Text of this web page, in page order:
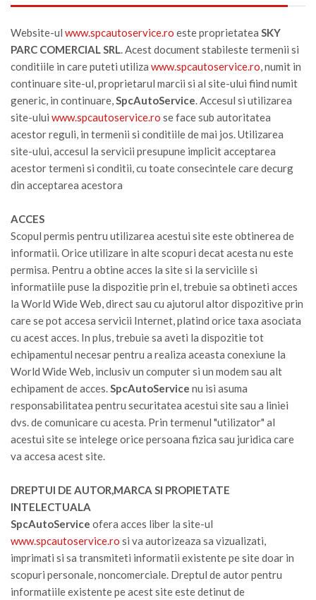
Website-ul www.spcautoservice.ro este proprietatea SKY
PARC COMERCIAL SRL. Acest document stabileste termenii si
conditiile in care puteti utiliza www.spcautoservice.ro, numit in
continuare site-ul, proprietarul marcii si al site-ului fiind numit
generic, in continuare,SpcAutoService. Accesul si utilizarea
site-ului www.spcautoservice.ro se face sub autoritatea
acestor reguli, in termenii si conditiile de mai jos. Utilizarea
site-ului, accesul la servicii presupune implicit acceptarea
acestor termeni si conditii, cu toate consecintele care decurg
din acceptarea acestora
ACCES
Scopul permis pentru utilizarea acestui site este obtinerea de
informatii. Orice utilizare in alte scopuri decat acesta nu este
permisa. Pentru a obtine acces la site si la serviciile si
informatiile puse la dispozitie prin el, trebuie sa obtineti acces
la World Wide Web, direct sau cu ajutorul altor dispozitive prin
care se pot accesa servicii Internet, platind orice taxa asociata
cu acest acces. In plus, trebuie sa aveti la dispozitie tot
echipamentul necesar pentru a realiza aceasta conexiune la
World Wide Web, inclusiv un computer si un modem sau alt
echipament de acces.SpcAutoService nu isi asuma
responsabilitatea pentru securitatea acestui site sau a liniei
dvs. de comunicare cu acesta. Prin termenul "utilizator" al
acestui site se intelege orice persoana fizica sau juridica care
va accesa acest site.
DREPTUI DE AUTOR,MARCA SI PROPIETATE
INTELECTUALA
SpcAutoService ofera acces liber la site-ul
www.spcautoservice.ro si va autorizeaza sa vizualizati,
imprimati si sa transmiteti informatii existente pe site doar in
scopuri personale, noncomerciale. Dreptul de autor pentru
informatiile existente pe acest site este detinut de